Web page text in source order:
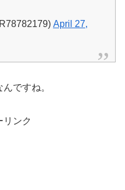
April 27,
ですね。
リンク